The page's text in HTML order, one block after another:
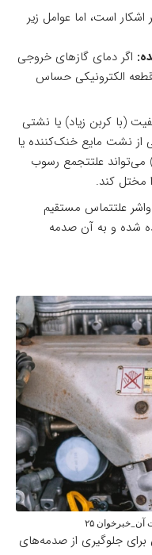
است، اما عوامل زیر
اگر دمای گازهای خروجی
قطعه الکترونیکی حساس
(با کربن زیاد) یا نشتی
از نشت مایع خنک‌کننده یا
علتتجمع رسوب
مختل کند.
علتتماس مستقیم
شده و به آن صدمه
۲۵
جلوگیری از صدمه‌های